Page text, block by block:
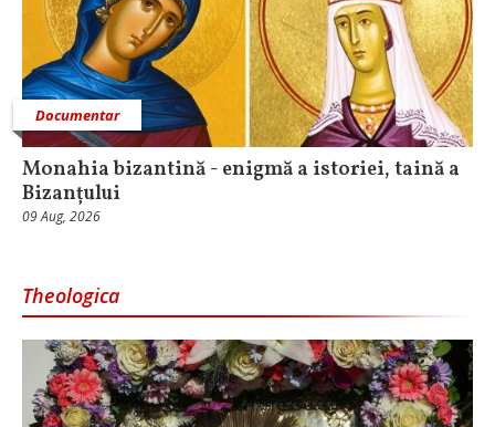
Documentar
Monahia bizantină - enigmă a istoriei, taină a
Bizanțului
09 Aug, 2026
Theologica